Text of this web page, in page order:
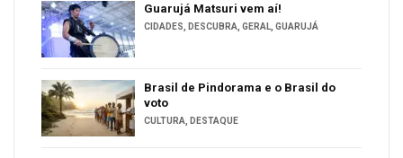
Guarujá Matsuri vem aí!
CIDADES DESCUBRA GERAL GUARUJÁ
Brasil de Pindorama e o Brasil do
voto
CULTURA DESTAQUE